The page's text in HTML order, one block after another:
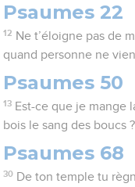
Psaumes 22
12 Ne t’éloigne pas de
quand personne ne
Psaumes 50
13 Est-ce que je mange
bois le sang des boucs ?
Psaumes 68
30 De ton temple tu